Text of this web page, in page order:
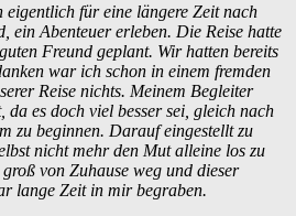
für eine längere Zeit nach
ein Abenteuer erleben. Die Reise hatte
Freund geplant. Wir hatten bereits
war ich schon in einem fremden
Reise nichts. Meinem Begleiter
da es doch viel besser sei, gleich nach
zu beginnen. Darauf eingestellt zu
nicht mehr den Mut alleine los zu
von Zuhause weg und dieser
lange Zeit in mir begraben.